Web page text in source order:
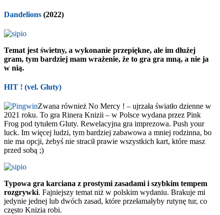
Dandelions (2022)
Temat jest świetny, a wykonanie przepiękne, ale im dłużej
gram, tym bardziej mam wrażenie, że to gra gra mną, a nie ja
w nią.
HIT ! (vel. Gluty)
Zwana również No Mercy ! – ujrzała światło dzienne w
2021 roku. To gra Rinera Knizii – w Polsce wydana przez Pink
Frog pod tytułem Gluty. Rewelacyjna gra imprezowa. Push your
luck. Im więcej ludzi, tym bardziej zabawowa a mniej rodzinna, bo
nie ma opcji, żebyś nie stracił prawie wszystkich kart, które masz
przed sobą ;)
Typowa gra karciana z prostymi zasadami i szybkim tempem
rozgrywki. Fajniejszy temat niż w polskim wydaniu. Brakuje mi
jedynie jednej lub dwóch zasad, które przełamałyby rutynę tur, co
często Knizia robi.